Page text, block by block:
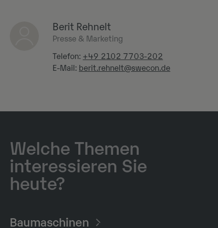
Berit Rehnelt
Presse & Marketing
Telefon: +49 2102 7703-202
E-Mail: berit.rehnelt@swecon.de
Welche Themen
interessieren Sie
heute?
Baumaschinen​